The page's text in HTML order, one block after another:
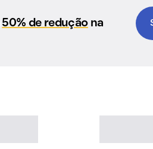
50% de reduçãona